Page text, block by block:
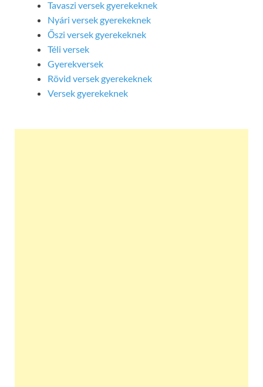
Tavaszi versek gyerekeknek
Nyári versek gyerekeknek
Őszi versek gyerekeknek
Téli versek
Gyerekversek
Rövid versek gyerekeknek
Versek gyerekeknek